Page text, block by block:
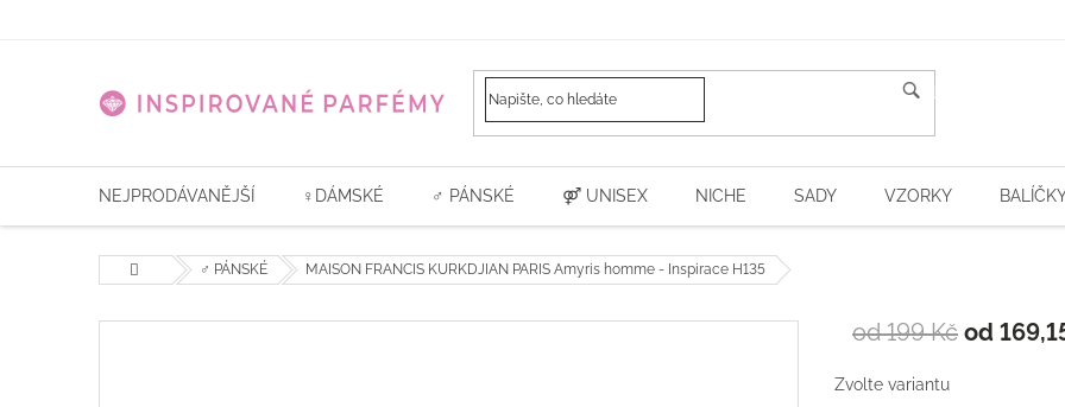
HLEDAT
NEJPRODÁVANĚJŠÍ ♀️DÁMSKÉ ♂ PÁNSKÉ ⚤ UNISEX NICHE SADY VZORKY
Domů ♂ PÁNSKÉ MAISON FRANCIS KURKDJIAN PARIS Amyris homme - Inspirace H135
od 199 Kč od
Zvolte variantu